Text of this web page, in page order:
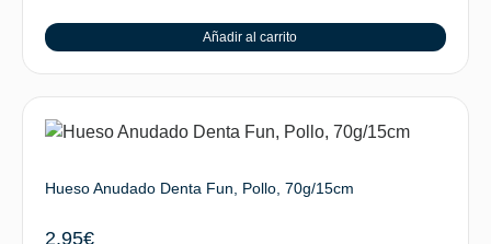
Añadir al carrito
Hueso Anudado Denta Fun, Pollo, 70g/15cm
2.95€